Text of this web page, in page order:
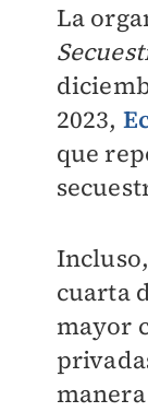
La
2023,
que
cuarta
mayor